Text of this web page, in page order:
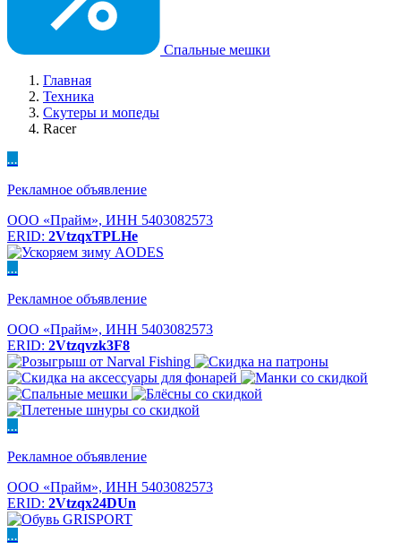
Спальные мешки
Главная
Техника
Скутеры и мопеды
Racer
...
Рекламное объявление
ООО «Прайм», ИНН 5403082573
ERID: 2VtzqxTPLHe
...
Рекламное объявление
ООО «Прайм», ИНН 5403082573
ERID: 2Vtzqvzk3F8
...
Рекламное объявление
ООО «Прайм», ИНН 5403082573
ERID: 2Vtzqx24DUn
...